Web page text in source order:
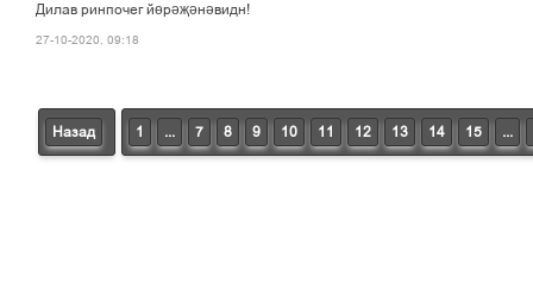
Дилав ринпочег йөрәҗәнәвидн!
27-10-2020, 09:18
Назад 1 ... 7 8 9 10 11 12 13 14 15 ...